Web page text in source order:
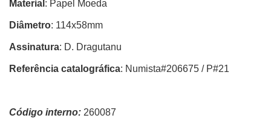
Material : Papel Moeda
Diâmetro: 114x58mm
Assinatura: D. Dragutanu
Referência catalográfica: Numista#206675 / P#21
Código interno: 260087